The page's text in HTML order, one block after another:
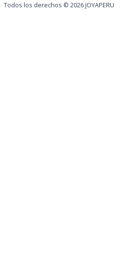
Todos los derechos © 2026 JOYAPERU